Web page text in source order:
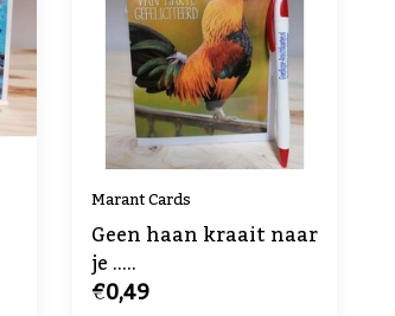
Marant Cards
Geen haan kraait naar
je .....
€0,49